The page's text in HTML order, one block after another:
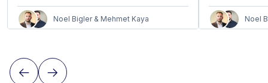
Noel Bigler & Mehmet Kaya Noel